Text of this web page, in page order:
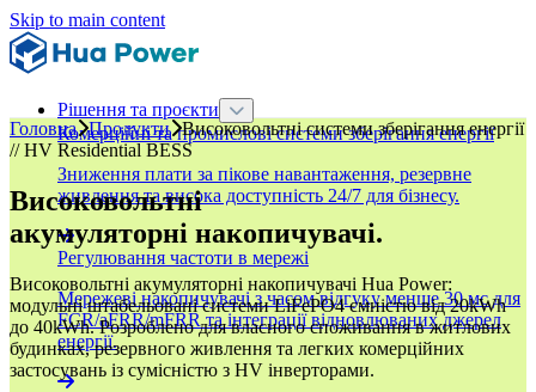
Skip to main content
Рішення та проєкти
Комерційні та промислові системи зберігання енергії
Зниження плати за пікове навантаження, резервне
живлення та висока доступність 24/7 для бізнесу.
Регулювання частоти в мережі
Мережеві накопичувачі з часом відгуку менше 30 мс для
FCR/aFRR/mFRR та інтеграції відновлюваних джерел
енергії.
Головна Продукти Високовольтні системи зберігання енергії
// HV Residential BESS
Високовольтні
акумуляторні накопичувачі.
Високовольтні акумуляторні накопичувачі Hua Power:
модульні штабельовані системи LiFePO4 ємністю від 20kWh
до 40kWh. Розроблено для власного споживання в житлових
будинках, резервного живлення та легких комерційних
застосувань із сумісністю з HV інверторами.